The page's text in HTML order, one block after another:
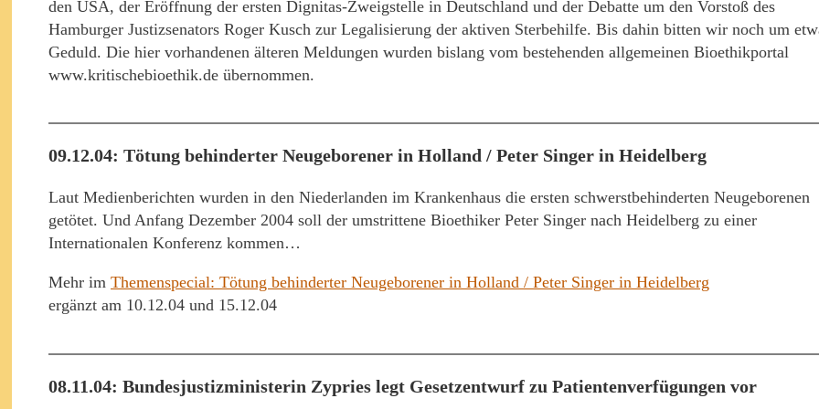
den USA, der Eröffnung der ersten Dignitas-Zweigstelle in Deutschland und der Debatte um den Vorstoß des
Hamburger Justizsenators Roger Kusch zur Legalisierung der aktiven Sterbehilfe. Bis dahin bitten wir noch um
Geduld. Die hier vorhandenen älteren Meldungen wurden bislang vom bestehenden allgemeinen Bioethikportal
www.kritischebioethik.de übernommen.
09.12.04: Tötung behinderter Neugeborener in Holland / Peter Singer in Heidelberg
Laut Medienberichten wurden in den Niederlanden im Krankenhaus die ersten schwerstbehinderten Neugeborenen
getötet. Und Anfang Dezember 2004 soll der umstrittene Bioethiker Peter Singer nach Heidelberg zu einer
Internationalen Konferenz kommen…
Mehr im Themenspecial: Tötung behinderter Neugeborener in Holland / Peter Singer in Heidelberg
ergänzt am 10.12.04 und 15.12.04
08.11.04: Bundesjustizministerin Zypries legt Gesetzentwurf zu Patientenverfügungen vor